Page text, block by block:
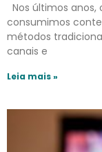
Nos últimos anos,
consumimos
métodos
canais e
Leia mais »